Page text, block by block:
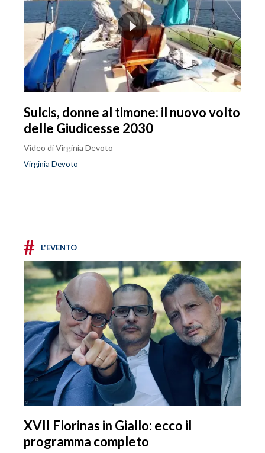
Sulcis, donne al timone: il nuovo volto
delle Giudicesse 2030
Video di Virginia Devoto
Virginia Devoto
# L'EVENTO
XVII Florinas in Giallo: ecco il
programma completo